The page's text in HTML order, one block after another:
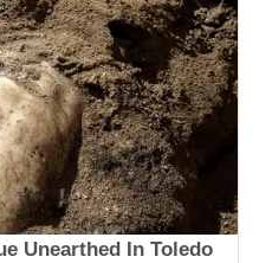
Unearthed In Toledo